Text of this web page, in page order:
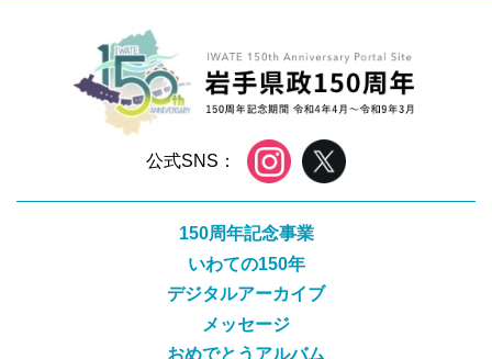
150周年記念事業
いわての150年
デジタルアーカイブ
メッセージ
おめでとうアルバム
公式SNS：